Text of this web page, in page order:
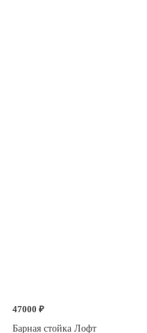
47000 ₽
Барная стойка Лофт